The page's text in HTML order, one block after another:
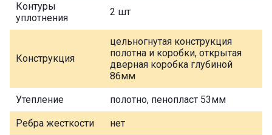
Контуры
уплотнения
2 шт
Конструкция
цельногнутая конструкция
полотна и коробки, открытая
дверная коробка глубиной
86мм
Утепление полотно, пенопласт 53мм
Ребра жесткости нет